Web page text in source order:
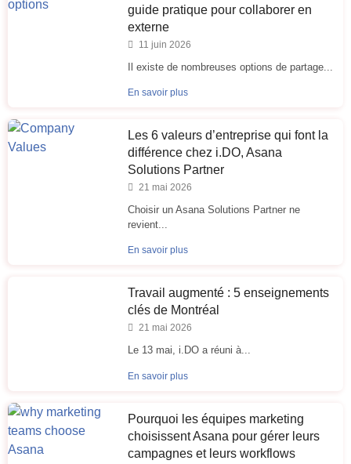
guide pratique pour collaborer en
externe
11 juin 2026
Il existe de nombreuses options de partage...
En savoir plus
Les 6 valeurs d’entreprise qui font la
différence chez i.DO, Asana
Solutions Partner
21 mai 2026
Choisir un Asana Solutions Partner ne
revient...
En savoir plus
Travail augmenté : 5 enseignements
clés de Montréal
21 mai 2026
Le 13 mai, i.DO a réuni à...
En savoir plus
Pourquoi les équipes marketing
choisissent Asana pour gérer leurs
campagnes et leurs workflows